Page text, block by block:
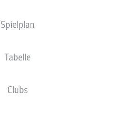
Spielplan
Tabelle
Clubs